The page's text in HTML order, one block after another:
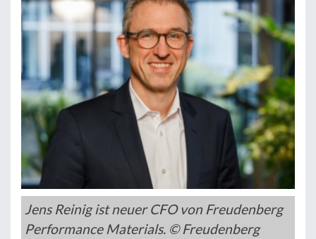
Jens Reinig ist neuer CFO von Freudenberg
Performance Materials. © Freudenberg